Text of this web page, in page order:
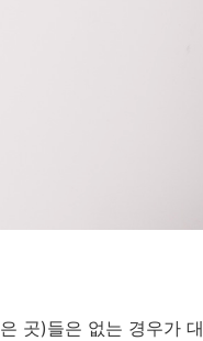
곳)들은 없는 경우가 대